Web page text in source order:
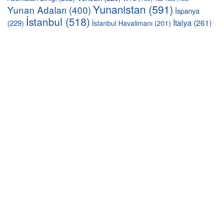
Yunan Adaları (400)Yunanistan (591) İspanya
(229) İstanbul (518) İstanbul Havalimanı (201) İtalya (261)